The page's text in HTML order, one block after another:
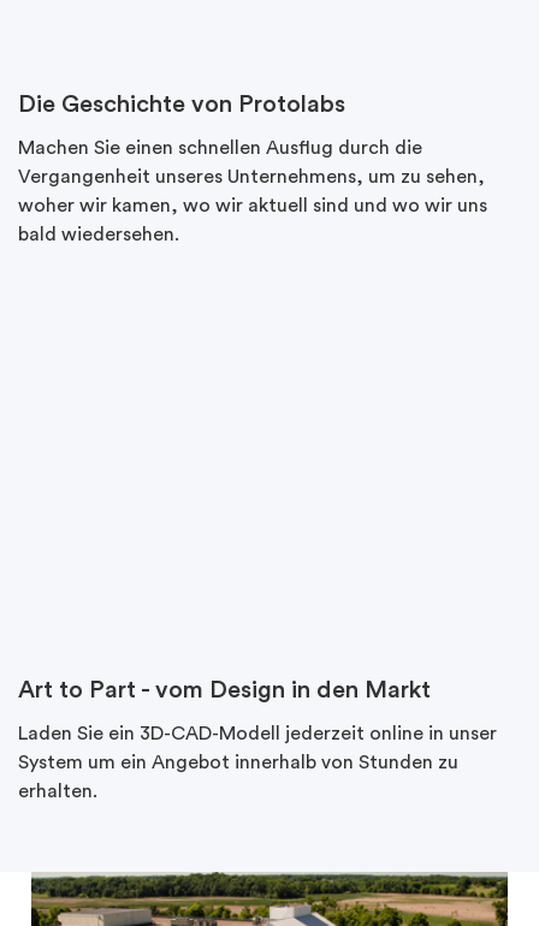
Die Geschichte von Protolabs
Machen Sie einen schnellen Ausflug durch die
Vergangenheit unseres Unternehmens, um zu sehen,
woher wir kamen, wo wir aktuell sind und wo wir uns
bald wiedersehen.
Art to Part - vom Design in den Markt
Laden Sie ein 3D-CAD-Modell jederzeit online in unser
System um ein Angebot innerhalb von Stunden zu
erhalten.